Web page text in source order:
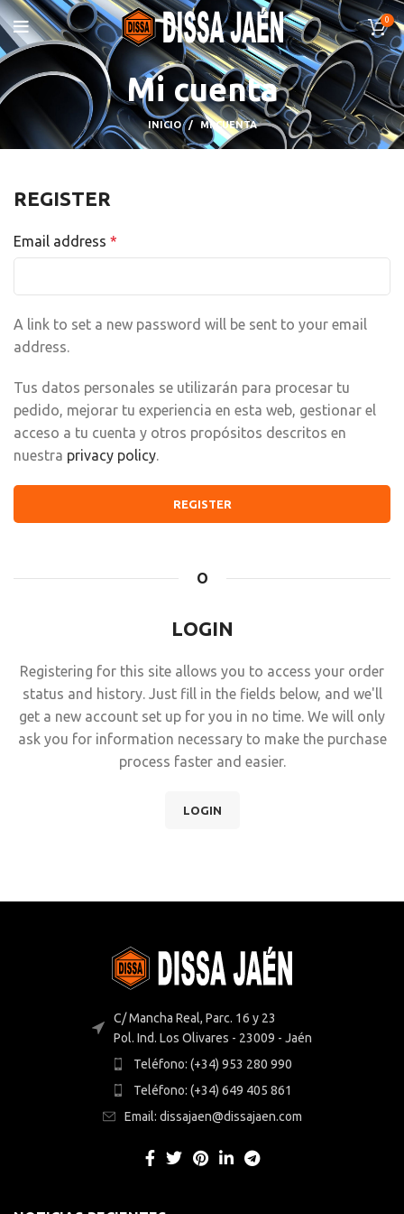
0
Mi cuenta
INICIO MI CUENTA
REGISTER
Email address *
A link to set a new password will be sent to your email
address.
Tus datos personales se utilizarán para procesar tu
pedido, mejorar tu experiencia en esta web, gestionar el
acceso a tu cuenta y otros propósitos descritos en
nuestra privacy policy.
REGISTER
O
LOGIN
Registering for this site allows you to access your order
status and history. Just fill in the fields below, and we'll
get a new account set up for you in no time. We will only
ask you for information necessary to make the purchase
process faster and easier.
LOGIN
C/ Mancha Real, Parc. 16 y 23
Pol. Ind. Los Olivares - 23009 - Jaén
Teléfono: (+34) 953 280 990
Teléfono: (+34) 649 405 861
Email: dissajaen@dissajaen.com